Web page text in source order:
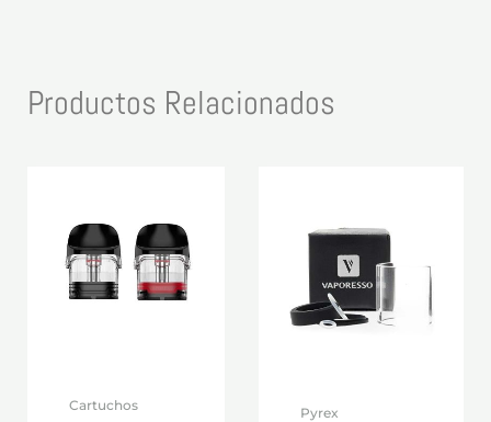
Productos Relacionados
Cartuchos
tiene
múltiples
variantes.
Pyrex